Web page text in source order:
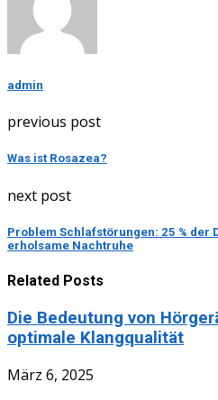
admin
previous post
Was ist Rosazea?
next post
Problem Schlafstörungen: 25 % der
erholsame Nachtruhe
Related Posts
Die Bedeutung von
optimale Klangqualität
März 6, 2025